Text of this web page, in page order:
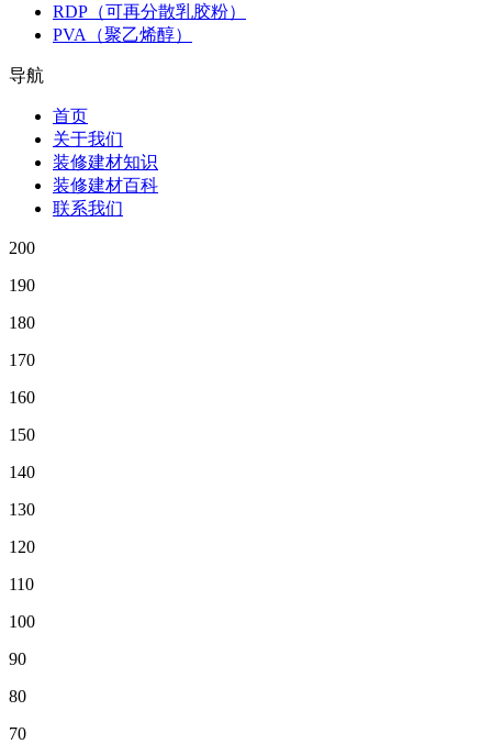
RDP（可再分散乳胶粉）
PVA（聚乙烯醇）
导航
首页
关于我们
装修建材知识
装修建材百科
联系我们
200
190
180
170
160
150
140
130
120
110
100
90
80
70